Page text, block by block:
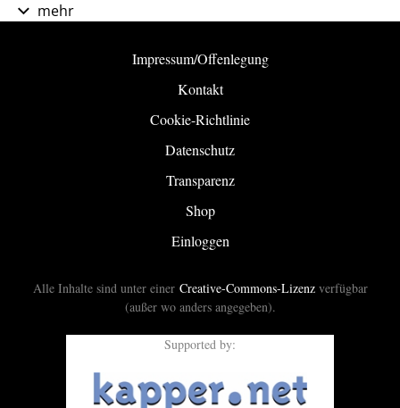
mehr
Impressum/Offenlegung
Kontakt
Cookie-Richtlinie
Datenschutz
Transparenz
Shop
Einloggen
Alle Inhalte sind unter einer Creative-Commons-Lizenzverfügbar
(außer wo anders angegeben).
Supported by: